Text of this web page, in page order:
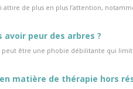
attire de plus en plus l’attention,
peur des arbres ?
peut être une phobie débilitante qui
matière de thérapie hors